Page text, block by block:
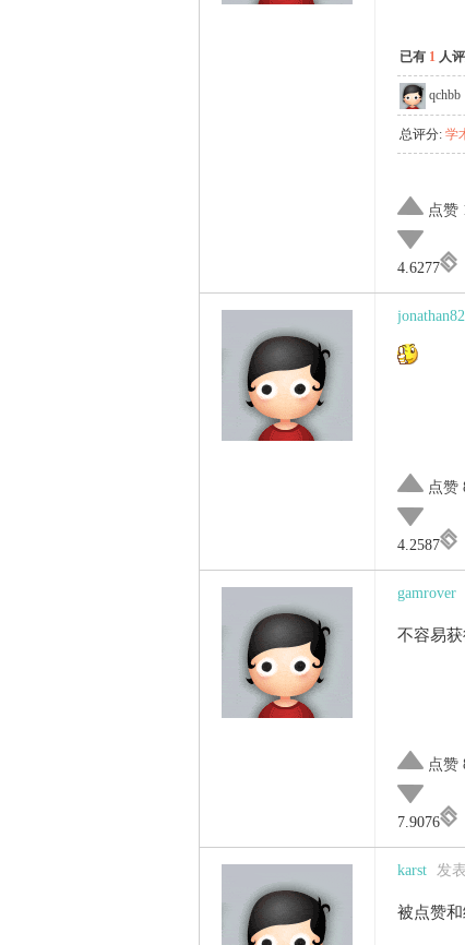
已有 1 人
qchbb
总评分: 学
点赞
4.6277
点赞
4.2587
gamrover
不容易获
点赞
7.9076
karst 发
被点赞